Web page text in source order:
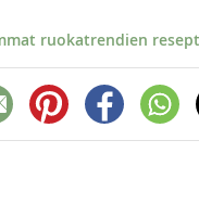
ruokatrendien